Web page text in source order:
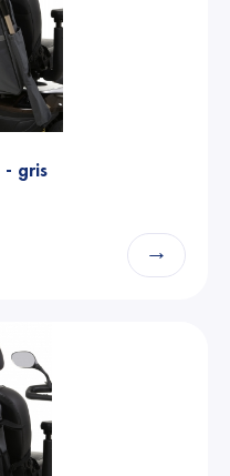
- gris
→